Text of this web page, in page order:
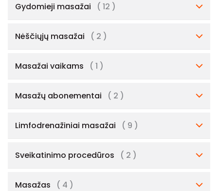
Gydomieji masažai ( 12 )
Nėščiųjų masažai ( 2 )
Masažai vaikams ( 1 )
Masažų abonementai ( 2 )
Limfodrenažiniai masažai ( 9 )
Sveikatinimo procedūros ( 2 )
Masažas ( 4 )